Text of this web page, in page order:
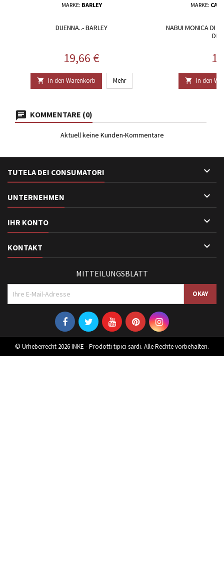
MARKE: BARLEY
DUENNA..- BARLEY
Preis
19,66 €
 In den Warenkorb Mehr
MARKE:
NABUI MONICA DI
DI
 In den
KOMMENTARE (0)
Aktuell keine Kunden-Kommentare
TUTELA DEI CONSUMATORI 
UNTERNEHMEN 
IHR KONTO 
KONTAKT 
MITTEILUNGSBLATT
© Urheberrecht 2026 INKE - Prodotti tipici sardi. Alle Rechte vorbehalten.